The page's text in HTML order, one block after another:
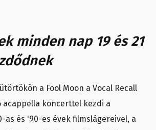
minden nap 19 és 21
a Fool Moon a Vocal Recall
acappella koncerttel kezdi a
as és '90-es évek filmslágereivel, a